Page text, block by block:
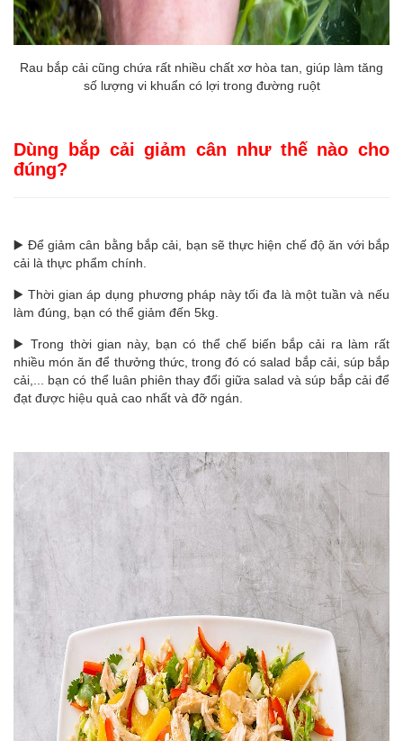
Rau bắp cải cũng chứa rất nhiều chất xơ hòa tan, giúp làm tăng
số lượng vi khuẩn có lợi trong đường ruột
Dùng bắp cải giảm cân như thế nào cho
đúng?
▶️ Để giảm cân bằng bắp cải, bạn sẽ thực hiện chế độ ăn với bắp
cải là thực phẩm chính.
▶️ Thời gian áp dụng phương pháp này tối đa là một tuần và nếu
làm đúng, bạn có thể giảm đến 5kg.
▶️ Trong thời gian này, bạn có thể chế biến bắp cải ra làm rất
nhiều món ăn để thưởng thức, trong đó có salad bắp cải, súp bắp
cải,... bạn có thể luân phiên thay đổi giữa salad và súp bắp cải để
đạt được hiệu quả cao nhất và đỡ ngán.